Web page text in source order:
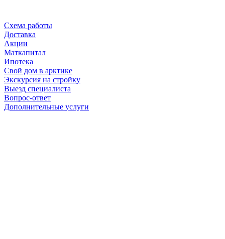
Схема работы
Доставка
Акции
Маткапитал
Ипотека
Свой дом в арктике
Экскурсия на стройку
Выезд специалиста
Вопрос-ответ
Дополнительные услуги